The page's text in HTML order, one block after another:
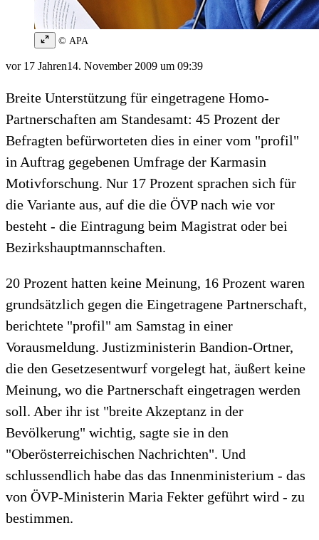
© APA
vor 17 Jahren14. November 2009 um 09:39
Breite Unterstützung für eingetragene Homo-
Partnerschaften am Standesamt: 45 Prozent der
Befragten befürworteten dies in einer vom "profil"
in Auftrag gegebenen Umfrage der Karmasin
Motivforschung. Nur 17 Prozent sprachen sich für
die Variante aus, auf die die ÖVP nach wie vor
besteht - die Eintragung beim Magistrat oder bei
Bezirkshauptmannschaften.
20 Prozent hatten keine Meinung, 16 Prozent waren
grundsätzlich gegen die Eingetragene Partnerschaft,
berichtete "profil" am Samstag in einer
Vorausmeldung. Justizministerin Bandion-Ortner,
die den Gesetzesentwurf vorgelegt hat, äußert keine
Meinung, wo die Partnerschaft eingetragen werden
soll. Aber ihr ist "breite Akzeptanz in der
Bevölkerung" wichtig, sagte sie in den
"Oberösterreichischen Nachrichten". Und
schlussendlich habe das das Innenministerium - das
von ÖVP-Ministerin Maria Fekter geführt wird - zu
bestimmen.